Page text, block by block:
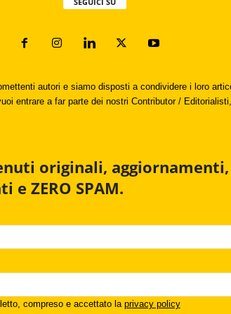
autori e siamo disposti a condividere i loro
entrare a far parte dei nostri Contributor /
originali, aggiornamenti,
e ZERO SPAM.
compreso e accettato la privacy policy